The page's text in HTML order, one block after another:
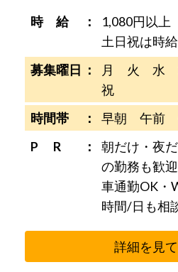
時 給
1,080円以上
土日祝は時
募集曜日
月 火 水
祝
時間帯
早朝 午前
P R
朝だけ・夜
の勤務も歓
車通勤OK・
時間/日も相
詳細を見